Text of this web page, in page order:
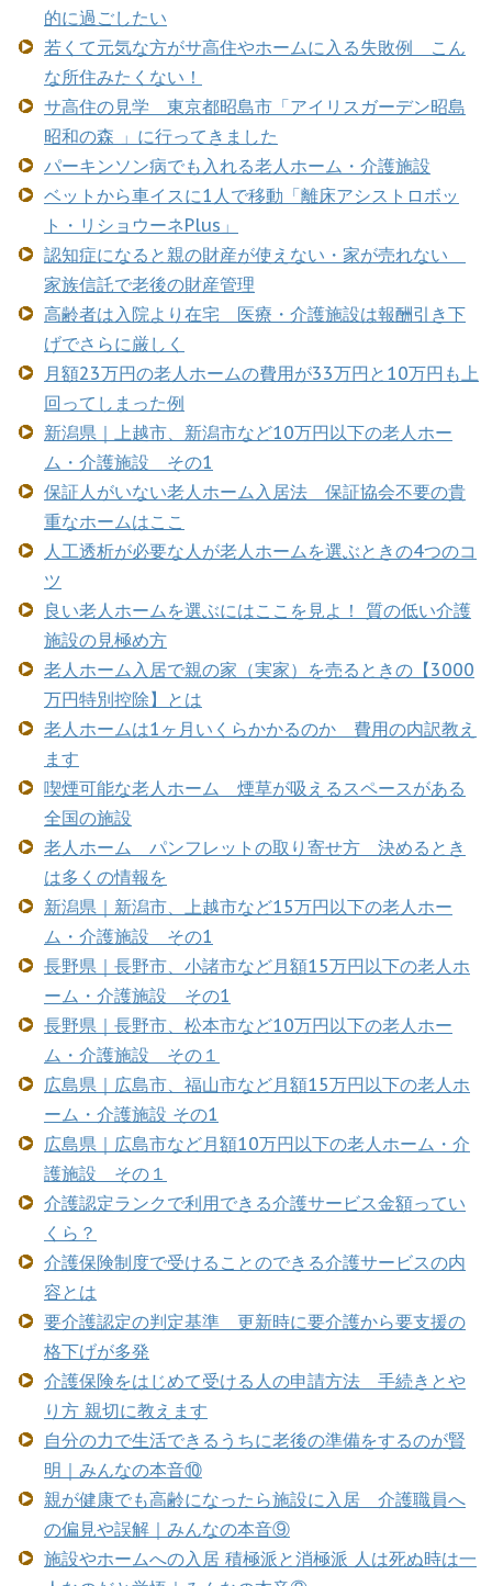
的に過ごしたい
若くて元気な方がサ高住やホームに入る失敗例 こん
な所住みたくない！
サ高住の見学 東京都昭島市「アイリスガーデン昭島
昭和の森 」に行ってきました
パーキンソン病でも入れる老人ホーム・介護施設
ベットから車イスに1人で移動「離床アシストロボッ
ト・リショウーネPlus」
認知症になると親の財産が使えない・家が売れない
家族信託で老後の財産管理
高齢者は入院より在宅 医療・介護施設は報酬引き下
げでさらに厳しく
月額23万円の老人ホームの費用が33万円と10万円も上
回ってしまった例
新潟県｜上越市、新潟市など10万円以下の老人ホー
ム・介護施設 その1
保証人がいない老人ホーム入居法 保証協会不要の貴
重なホームはここ
人工透析が必要な人が老人ホームを選ぶときの4つのコ
ツ
良い老人ホームを選ぶにはここを見よ！ 質の低い介護
施設の見極め方
老人ホーム入居で親の家（実家）を売るときの【3000
万円特別控除】とは
老人ホームは1ヶ月いくらかかるのか 費用の内訳教え
ます
喫煙可能な老人ホーム 煙草が吸えるスペースがある
全国の施設
老人ホーム パンフレットの取り寄せ方 決めるとき
は多くの情報を
新潟県｜新潟市、上越市など15万円以下の老人ホー
ム・介護施設 その1
長野県｜長野市、小諸市など月額15万円以下の老人ホ
ーム・介護施設 その1
長野県｜長野市、松本市など10万円以下の老人ホー
ム・介護施設 その１
広島県｜広島市、福山市など月額15万円以下の老人ホ
ーム・介護施設 その1
広島県｜広島市など月額10万円以下の老人ホーム・介
護施設 その１
介護認定ランクで利用できる介護サービス金額ってい
くら？
介護保険制度で受けることのできる介護サービスの内
容とは
要介護認定の判定基準 更新時に要介護から要支援の
格下げが多発
介護保険をはじめて受ける人の申請方法 手続きとや
り方 親切に教えます
自分の力で生活できるうちに老後の準備をするのが賢
明｜みんなの本音⑩
親が健康でも高齢になったら施設に入居 介護職員へ
の偏見や誤解｜みんなの本音⑨
施設やホームへの入居 積極派と消極派 人は死ぬ時は一